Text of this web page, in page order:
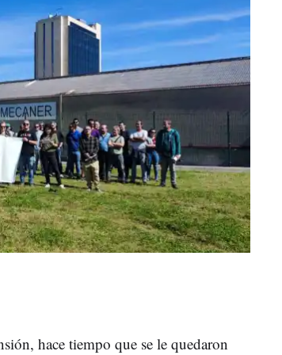
hace tiempo que se le quedaron